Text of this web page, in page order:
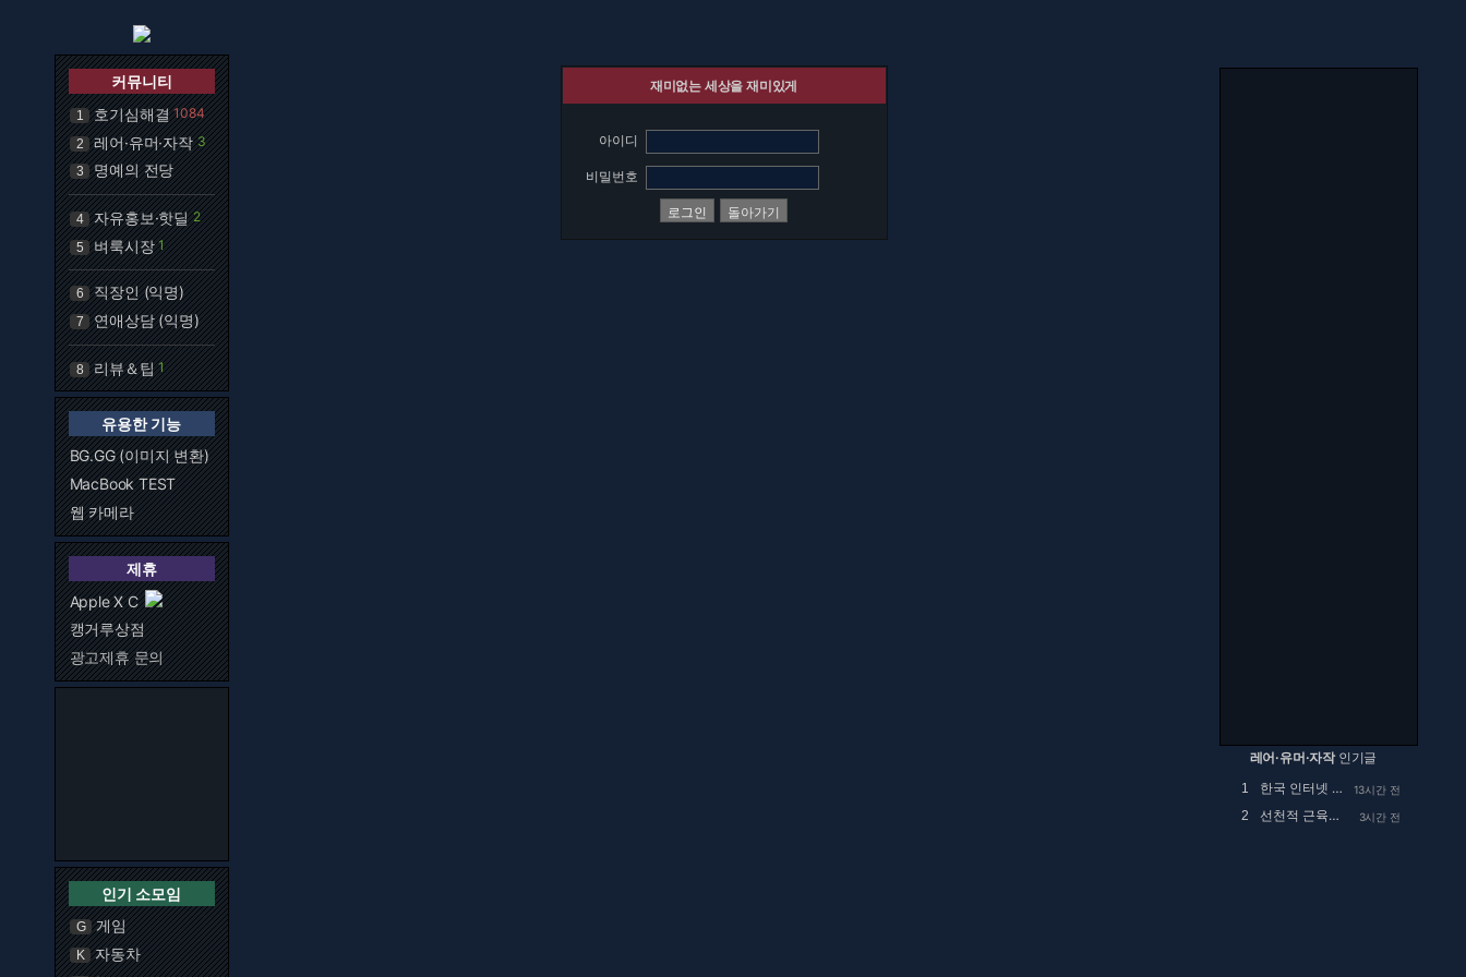
커뮤니티
1 호기심해결 1084
2 레어·유머·자작 3
3 명예의 전당
4 자유홍보·핫딜 2
5 벼룩시장 1
6 직장인 (익명)
7 연애상담 (익명)
8 리뷰＆팁 1
유용한 기능
BG.GG (이미지 변환)
MacBook TEST
웹 카메라
제휴
Apple X C
캥거루상점
광고제휴 문의
인기 소모임
G 게임
K 자동차
재미없는 세상을 재미있게
아이디
비밀번호
레어·유머·자작인기글
1 한국 인터넷 검열 근황.jpg 13시간 전
2 선천적 근육병인 아이를 정말 예뻐해 주시던 공익... 3시간 전